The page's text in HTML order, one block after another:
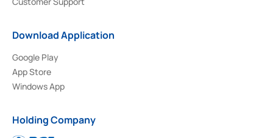
Download Application
Google Play
App Store
Windows App
Holding Company